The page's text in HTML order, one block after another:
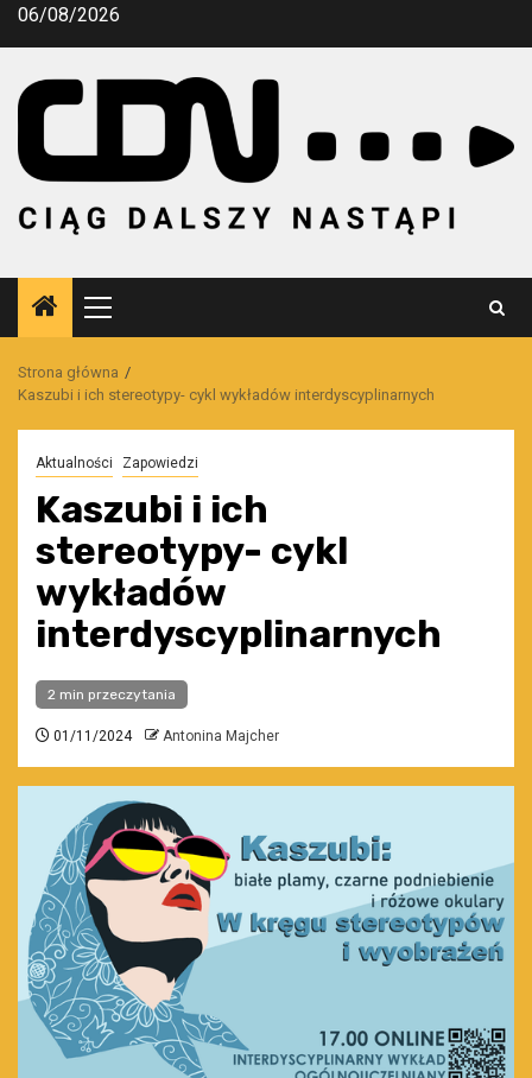
Przejdź
06/08/2026
Menu
główne
Strona główna
Kaszubi i ich stereotypy- cykl wykładów interdyscyplinarnych
Aktualności Zapowiedzi
Kaszubi i ich
stereotypy- cykl
wykładów
interdyscyplinarnych
2 min przeczytania
01/11/2024 Antonina Majcher